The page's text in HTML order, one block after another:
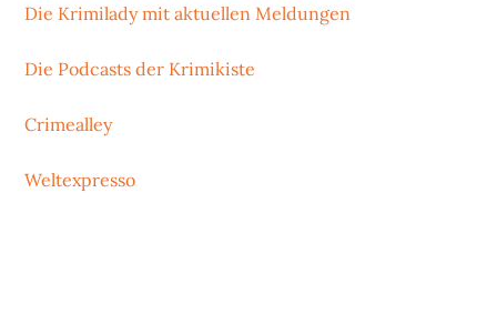
Die Krimilady mit aktuellen Meldungen
Die Podcasts der Krimikiste
Crimealley
Weltexpresso